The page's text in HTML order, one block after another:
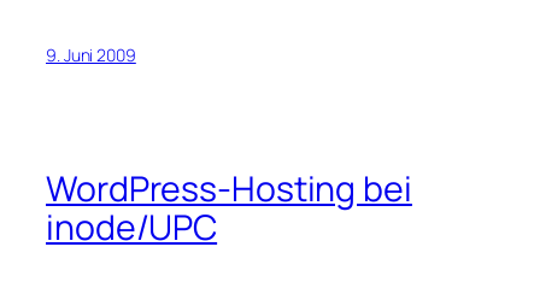
9. Juni 2009
WordPress-Hosting bei
inode/UPC